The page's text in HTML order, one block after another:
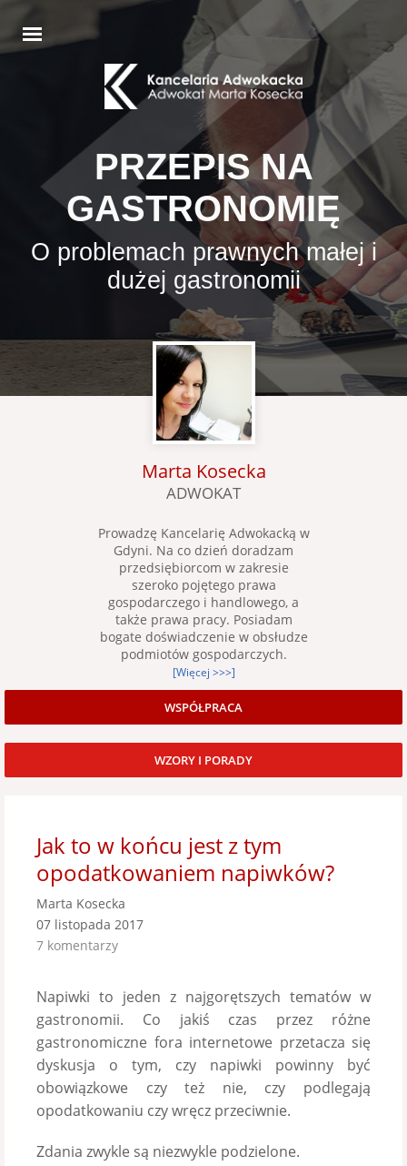
PRZEPIS NA
GASTRONOMIĘ
O problemach prawnych małej i
dużej gastronomii
Marta Kosecka
ADWOKAT
Prowadzę Kancelarię Adwokacką w
Gdyni. Na co dzień doradzam
przedsiębiorcom w zakresie
szeroko pojętego prawa
gospodarczego i handlowego, a
także prawa pracy. Posiadam
bogate doświadczenie w obsłudze
podmiotów gospodarczych.
[Więcej >>>]
WSPÓŁPRACA
WZORY I PORADY
Jak to w końcu jest z tym
opodatkowaniem napiwków?
Marta Kosecka
07 listopada 2017
7 komentarzy
Napiwki to jeden z najgorętszych tematów w
gastronomii. Co jakiś czas przez różne
gastronomiczne fora internetowe przetacza się
dyskusja o tym, czy napiwki powinny być
obowiązkowe czy też nie, czy podlegają
opodatkowaniu czy wręcz przeciwnie.
Zdania zwykle są niezwykle podzielone.